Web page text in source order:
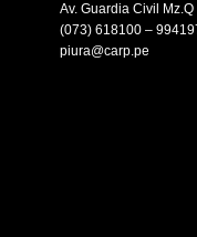
Av. Guardia Civil
(073) 618100 –
piura@carp.pe